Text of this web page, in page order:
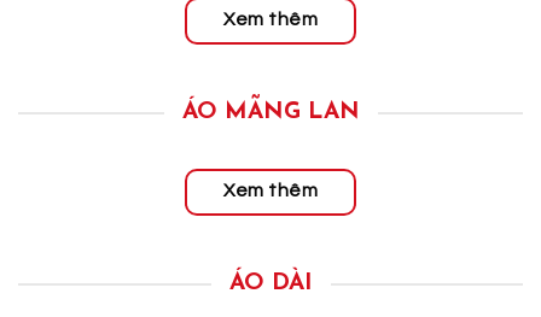
Xem thêm
ÁO MÃNG LAN
Xem thêm
ÁO DÀI